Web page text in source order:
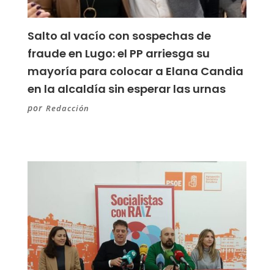
Salto al vacío con sospechas de
fraude en Lugo: el PP arriesga su
mayoría para colocar a Elana Candia
en la alcaldía sin esperar las urnas
por Redacción